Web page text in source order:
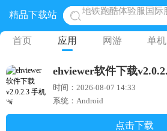
精品下载站
网易光遇手游正版
黎明觉醒生机腾讯
奥特曼王者传奇 正
地铁跑酷体验服国际
首页 应用 网游 单机
ehviewer软件下载
时间：2026-08-07 14:33
系统：Android
点击下载